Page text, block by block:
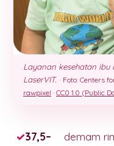
Layanan kesehatan
LaserVIT. · Foto: Centers
rawpixel · CC0 1.0 (Public
37,5–
demam